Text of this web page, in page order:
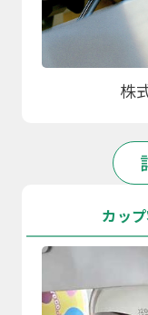
株
カッ